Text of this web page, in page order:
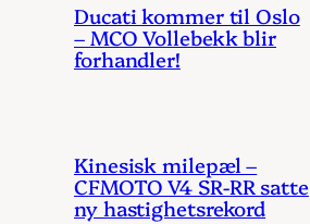
Ducati kommer til Oslo
– MCO Vollebekk blir
forhandler!
Kinesisk milepæl –
CFMOTO V4 SR-RR satte
ny hastighetsrekord